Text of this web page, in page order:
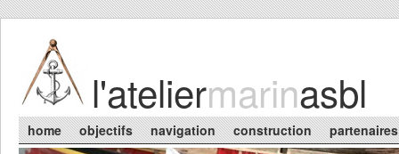
l'ateliermarinasbl
Main menu
home objectifs navigation construction partenaires